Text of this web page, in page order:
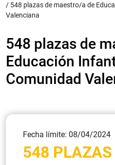
/ 548 plazas de maestro/a de
Valenciana
548 plazas de
Educación
Comunidad
Fecha límite: 08/04/2024
548 PLAZAS